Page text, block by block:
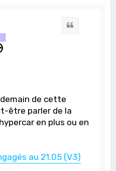
de cette
être parler de la
en plus ou en
au 21.05 (V3)